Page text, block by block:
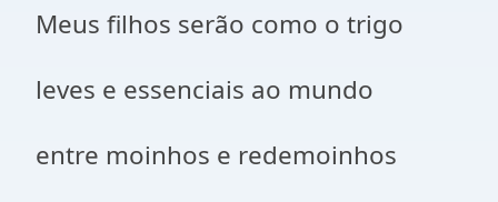
Meus filhos serão como o trigo
leves e essenciais ao mundo
entre moinhos e redemoinhos